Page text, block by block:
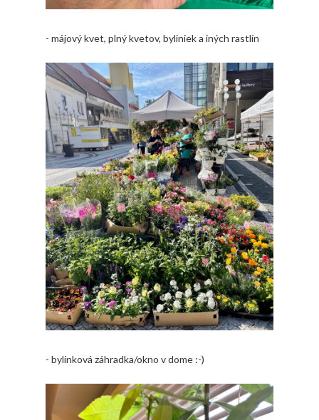
- májový kvet, plný kvetov, byliniek a iných rastlín
- bylinková záhradka/okno v dome :-)